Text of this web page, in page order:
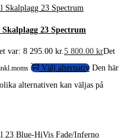
23 Spectrum
var: 8 295.00 kr. 5 800.00 krDet
Välj alternativ Den här
alternativen kan väljas på